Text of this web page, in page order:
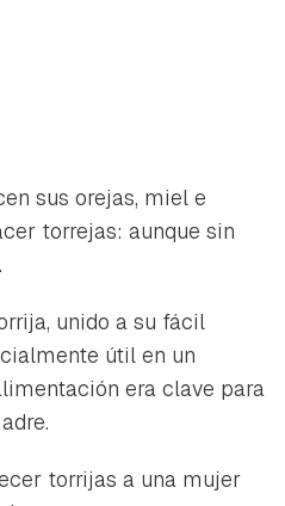
sus orejas, miel e
torrejas: aunque sin
unido a su fácil
útil en un
era clave para
torrijas a una mujer